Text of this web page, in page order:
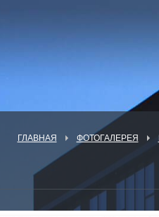
ГЛАВНАЯ ФОТОГАЛЕРЕЯ